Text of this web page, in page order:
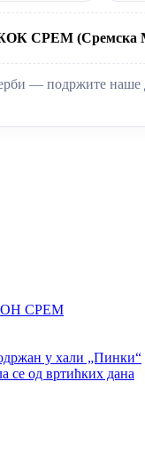
СРЕМ (Сремска
— подржите наше
СРЕМ
у хали „Пинки“
се од вртићких дана